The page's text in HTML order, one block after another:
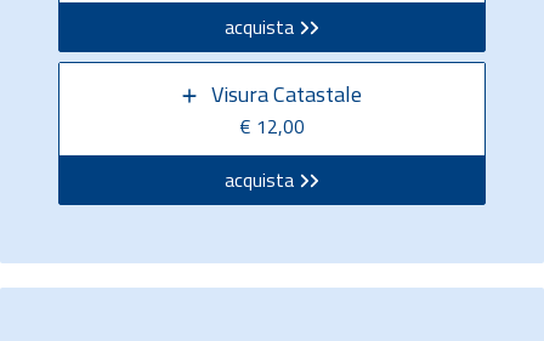
acquista
Visura Catastale
€ 12,00
acquista